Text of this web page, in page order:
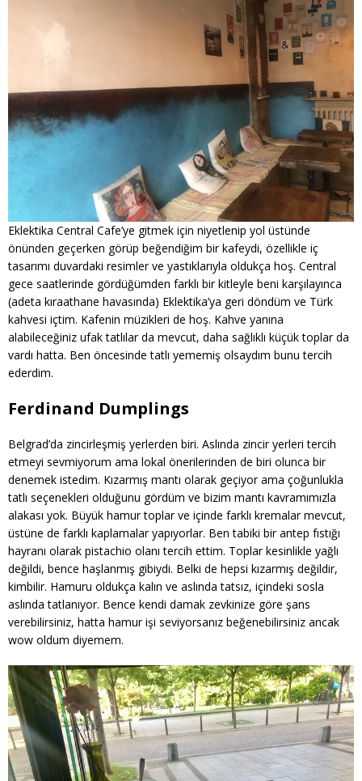
Eklektika Central Cafe’ye gitmek için niyetlenip yol üstünde
önünden geçerken görüp beğendiğim bir kafeydi, özellikle iç
tasarımı duvardaki resimler ve yastıklarıyla oldukça hoş. Central
gece saatlerinde gördüğümden farklı bir kitleyle beni karşılayınca
(adeta kıraathane havasında) Eklektika’ya geri döndüm ve Türk
kahvesi içtim. Kafenin müzikleri de hoş. Kahve yanına
alabileceğiniz ufak tatlılar da mevcut, daha sağlıklı küçük toplar da
vardı hatta. Ben öncesinde tatlı yememiş olsaydım bunu tercih
ederdim.
Ferdinand Dumplings
Belgrad’da zincirleşmiş yerlerden biri. Aslında zincir yerleri tercih
etmeyi sevmiyorum ama lokal önerilerinden de biri olunca bir
denemek istedim. Kızarmış mantı olarak geçiyor ama çoğunlukla
tatlı seçenekleri olduğunu gördüm ve bizim mantı kavramımızla
alakası yok. Büyük hamur toplar ve içinde farklı kremalar mevcut,
üstüne de farklı kaplamalar yapıyorlar. Ben tabiki bir antep fıstığı
hayranı olarak pistachio olanı tercih ettim. Toplar kesinlikle yağlı
değildi, bence haşlanmış gibiydi. Belki de hepsi kızarmış değildir,
kimbilir. Hamuru oldukça kalın ve aslında tatsız, içindeki sosla
aslında tatlanıyor. Bence kendi damak zevkinize göre şans
verebilirsiniz, hatta hamur işi seviyorsanız beğenebilirsiniz ancak
wow oldum diyemem.